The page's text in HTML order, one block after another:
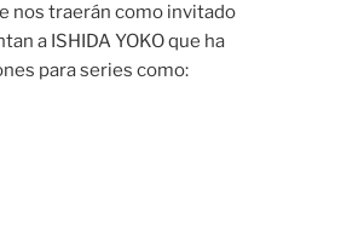
nos traerán como invitado
a ISHIDA YOKO que ha
para series como: